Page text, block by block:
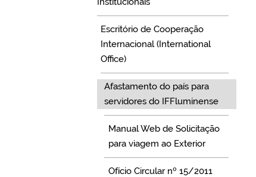
Escritório de Cooperação
Internacional (International
Office)
Afastamento do país para
servidores do IFFluminense
Manual Web de Solicitação
para viagem ao Exterior
Ofício Circular nº 15/2011